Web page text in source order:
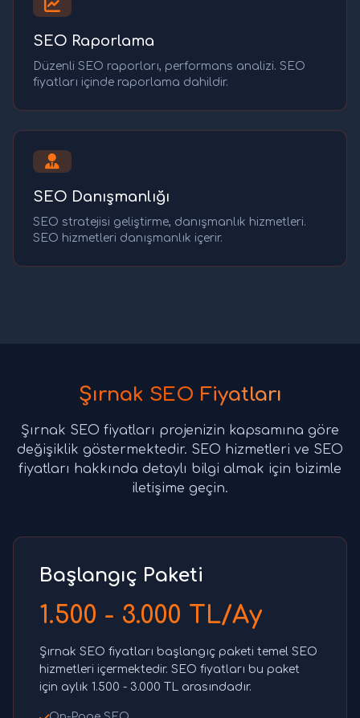
SEO Raporlama
Düzenli SEO raporları, performans analizi. SEO
fiyatları içinde raporlama dahildir.
SEO Danışmanlığı
SEO stratejisi geliştirme, danışmanlık hizmetleri.
SEO hizmetleri danışmanlık içerir.
Şırnak SEO Fiyatları
Şırnak SEO fiyatları projenizin kapsamına göre
değişiklik göstermektedir. SEO hizmetleri ve SEO
fiyatları hakkında detaylı bilgi almak için bizimle
iletişime geçin.
Başlangıç Paketi
1.500 - 3.000 TL/Ay
Şırnak SEO fiyatları başlangıç paketi temel SEO
hizmetleri içermektedir. SEO fiyatları bu paket
için aylık 1.500 - 3.000 TL arasındadır.